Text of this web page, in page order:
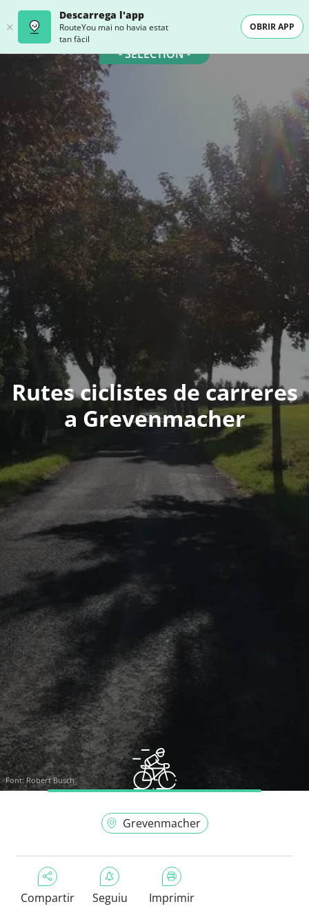
Descarrega l'app
RouteYou mai no havia estat
tan fàcil
OBRIR APP
- SELECTION -
Rutes ciclistes de carreres
a Grevenmacher
Font:Robert Busch
Grevenmacher
Compartir Seguiu Imprimir